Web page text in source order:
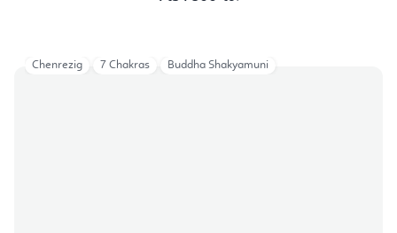
Chenrezig 7 Chakras Buddha Shakyamuni